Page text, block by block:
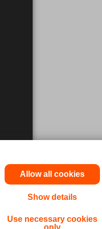
Allow all cookies
Show details
Use necessary cookies
only